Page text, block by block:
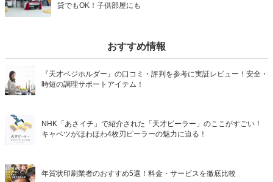
貸でもOK！子供部屋にも
おすすめ情報
『天才ベジホルダー』の口コミ・評判を参考に実証レビュー！安全・
時短の調理サポートアイテム！
NHK「あさイチ」で紹介された「天才ピーラー」のここがすごい！
キャベツがほわほわ4枚刃ピーラーの魅力に迫る！
年賀状印刷業者のおすすめ5選！料金・サービスを徹底比較